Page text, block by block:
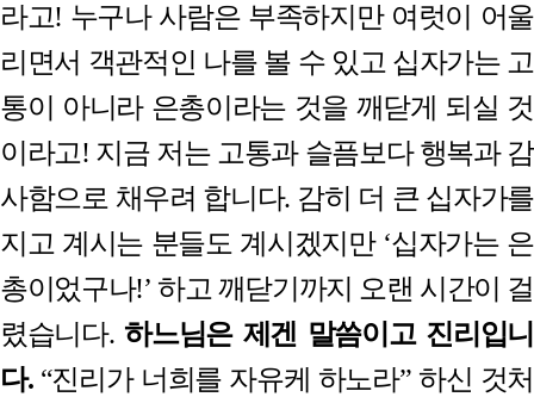
라고! 누구나 사람은 부족하지만 여럿이 어울
리면서 객관적인 나를 볼 수 있고 십자가는 고
통이 아니라 은총이라는 것을 깨닫게 되실 것
이라고! 지금 저는 고통과 슬픔보다 행복과 감
사함으로 채우려 합니다. 감히 더 큰 십자가를
지고 계시는 분들도 계시겠지만 ‘십자가는 은
총이었구나!’ 하고 깨닫기까지 오랜 시간이 걸
렸습니다. 하느님은 제겐 말씀이고 진리입니
다. “진리가 너희를 자유케 하노라” 하신 것처